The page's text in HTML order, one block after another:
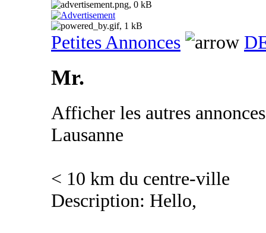
Petites Annonces
Mr.
Afficher les autres
Lausanne
< 10 km du centre-ville
Description: Hello,